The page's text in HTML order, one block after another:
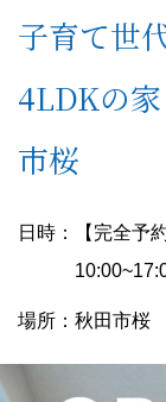
子育て世
4LDKの
市桜
日時：【完全予
場所：秋田市桜